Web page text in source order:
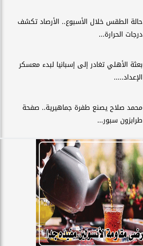
حالة الطقس خلال الأسبوع.. الأرصاد تكشف
درجات الحرارة...
بعثة الأهلي تغادر إلى إسبانيا لبدء معسكر
الإعداد.....
محمد صلاح يصنع طفرة جماهيرية.. صفحة
طرابزون سبور...